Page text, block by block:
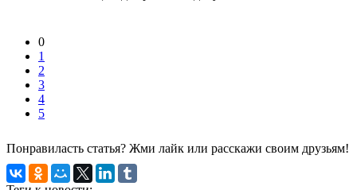
0
1
2
3
4
5
Понравиласть статья? Жми лайк или расскажи своим друзьям!